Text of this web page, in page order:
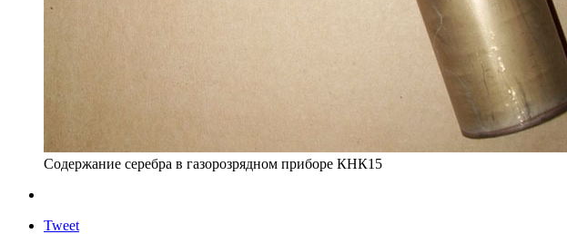
Содержание серебра в газорозрядном приборе КНК15
Tweet